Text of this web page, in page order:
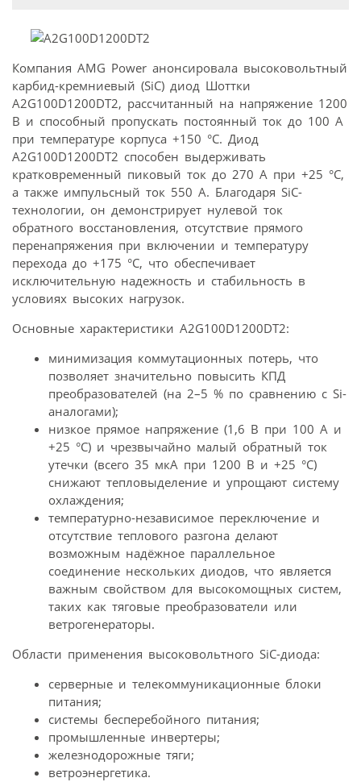
Компания AMG Power анонсировала высоковольтный
карбид-кремниевый (SiC) диод Шоттки
A2G100D1200DT2, рассчитанный на напряжение 1200
В и способный пропускать постоянный ток до 100 А
при температуре корпуса +150 °C. Диод
A2G100D1200DT2 способен выдерживать
кратковременный пиковый ток до 270 А при +25 °C,
а также импульсный ток 550 А. Благодаря SiC-
технологии, он демонстрирует нулевой ток
обратного восстановления, отсутствие прямого
перенапряжения при включении и температуру
перехода до +175 °C, что обеспечивает
исключительную надежность и стабильность в
условиях высоких нагрузок.
Основные характеристики A2G100D1200DT2:
минимизация коммутационных потерь, что
позволяет значительно повысить КПД
преобразователей (на 2–5 % по сравнению с Si-
аналогами);
низкое прямое напряжение (1,6 В при 100 А и
+25 °C) и чрезвычайно малый обратный ток
утечки (всего 35 мкА при 1200 В и +25 °C)
снижают тепловыделение и упрощают систему
охлаждения;
температурно-независимое переключение и
отсутствие теплового разгона делают
возможным надёжное параллельное
соединение нескольких диодов, что является
важным свойством для высокомощных систем,
таких как тяговые преобразователи или
ветрогенераторы.
Области применения высоковольтного SiC-диода:
серверные и телекоммуникационные блоки
питания;
системы бесперебойного питания;
промышленные инвертеры;
железнодорожные тяги;
ветроэнергетика.